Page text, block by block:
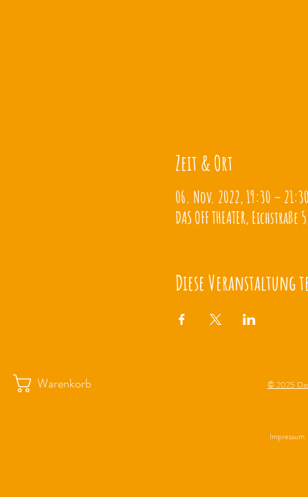
Zeit & Ort
06. Nov. 2022, 19:30 –
DAS OFF THEATER,
Diese Veranstaltung
Warenkorb © 2025
Impressum